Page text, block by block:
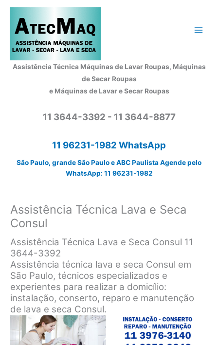
Assistência Técnica Máquinas de Lavar Roupas, Máquinas
de Secar Roupas
e Máquinas de Lavar e Secar Roupas
11 3644-3392 - 11 3644-8877
11 96231-1982 WhatsApp
São Paulo, grande São Paulo e ABC Paulista Agende pelo
WhatsApp: 11 96231-1982
Assistência Técnica Lava e Seca
Consul
Assistência Técnica Lava e Seca Consul 11
3644-3392
Assistência técnica lava e seca Consul em
São Paulo, técnicos especializados e
experientes para realizar a domicílio:
instalação, conserto, reparo e manutenção
de lava e seca Consul.